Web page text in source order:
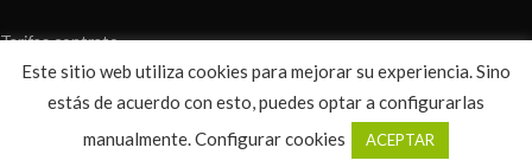
Tarifas contrato
Tarifas prepago
WIREDOSAFE Aviso Legal Política de Cookies |Sitemap
Este sitio web utiliza cookies para mejorar su experiencia. Sino
estás de acuerdo con esto, puedes optar a configurarlas
manualmente.Configurar cookies ACEPTAR